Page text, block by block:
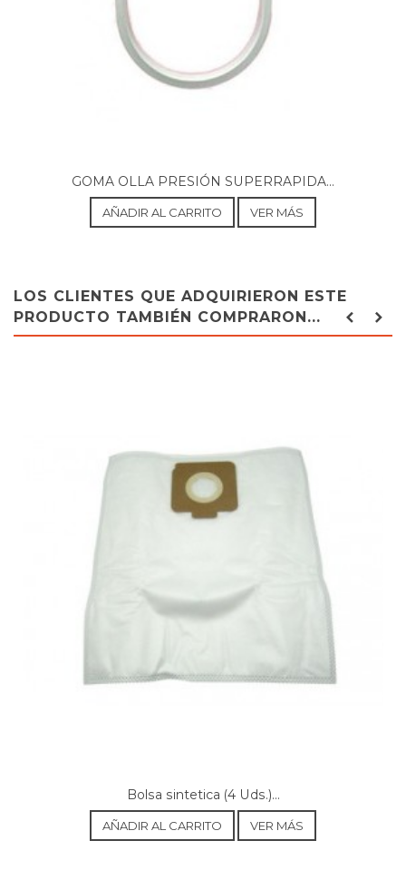
GOMA OLLA PRESIÓN SUPERRAPIDA...
AÑADIR AL CARRITO VER MÁS
LOS CLIENTES QUE ADQUIRIERON ESTE
PRODUCTO TAMBIÉN COMPRARON...
Bolsa sintetica (4 Uds.)...
AÑADIR AL CARRITO VER MÁS